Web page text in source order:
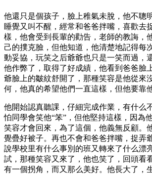
他還只是個孩子，臉上稚氣未脫，他不聰
睡覺又叫不醒，經常和爸爸拌嘴，喜歡去
樣，他會受到長輩的勸告，老師的教誨，
己的撲克臉，但他知道，他清楚地記得每
動妥協，玩笑之后爺爺也只是一笑而過，
他作弊了，取得了好成績，他看到爸爸臉
爺臉上的皺紋舒開了，那種笑容是他從來
何，他真的希望他們一直這樣，但他要靠
他開始認真聽課，仔細完成作業，有什么
怕同學會笑他“笨”，但他堅持這樣，因為
笑容才會回來，為了這個，他義無反顧。
覺疊好被子。再也不會和爸爸拌嘴，捉弄
說學校里有什么事別的班又轉來了什么漂
試，那種笑容又來了，他也笑了，回頭看
有一個拐角，而又那么美好。他長大了，